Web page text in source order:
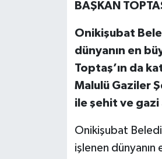
BAŞKAN
Onikişubat
dünyanın en
Toptaş’ın da
Malulü Gaziler
ile şehit ve gazi
Onikişubat
işlenen